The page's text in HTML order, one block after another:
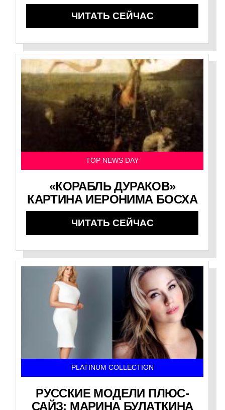
ЧИТАТЬ СЕЙЧАС
TOP NEWS DAY
«КОРАБЛЬ ДУРАКОВ»
КАРТИНА ИЕРОНИМА БОСХА
ЧИТАТЬ СЕЙЧАС
PLATINUM COLLECTION
РУССКИЕ МОДЕЛИ ПЛЮС-
САЙЗ: МАРИНА БУЛАТКИНА